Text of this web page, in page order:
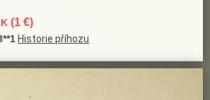
(1 €)
Historie příhozu